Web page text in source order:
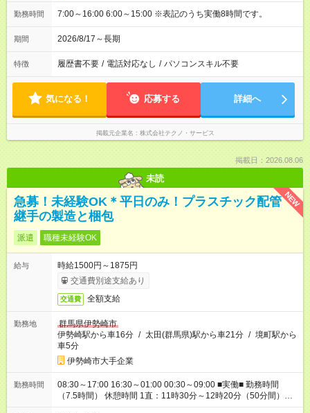
勤務時間 7:00～16:00 6:00～15:00 ※表記のうち実働8時間です。
期間 2026/8/17～長期
特徴 履歴書不要 / 電話対応なし / パソコンスキル不要
気になる！ 応募する 詳細へ
掲載元企業名 株式会社テクノ・サービス
掲載日：2026.08.06
未読
NEW
急募！未経験OK＊平日のみ！プラスチック配管
継手の製造と梱包
派遣 職種未経験OK
給与
時給1500円～1875円
交通費別途支給あり
交通費 全額支給
勤務地
群馬県伊勢崎市
伊勢崎駅から車16分 / 太田(群馬県)駅から車21分 / 境町駅から
車5分
伊勢崎市大手企業
勤務時間
08:30～17:00 16:30～01:00 00:30～09:00 ■実働■ 勤務時間
（7.5時間） 休憩時間 1直：11時30分～12時20分（50分間）＋
10分 2直：19時30分～20時20分（50分間）＋10分 3直：03時